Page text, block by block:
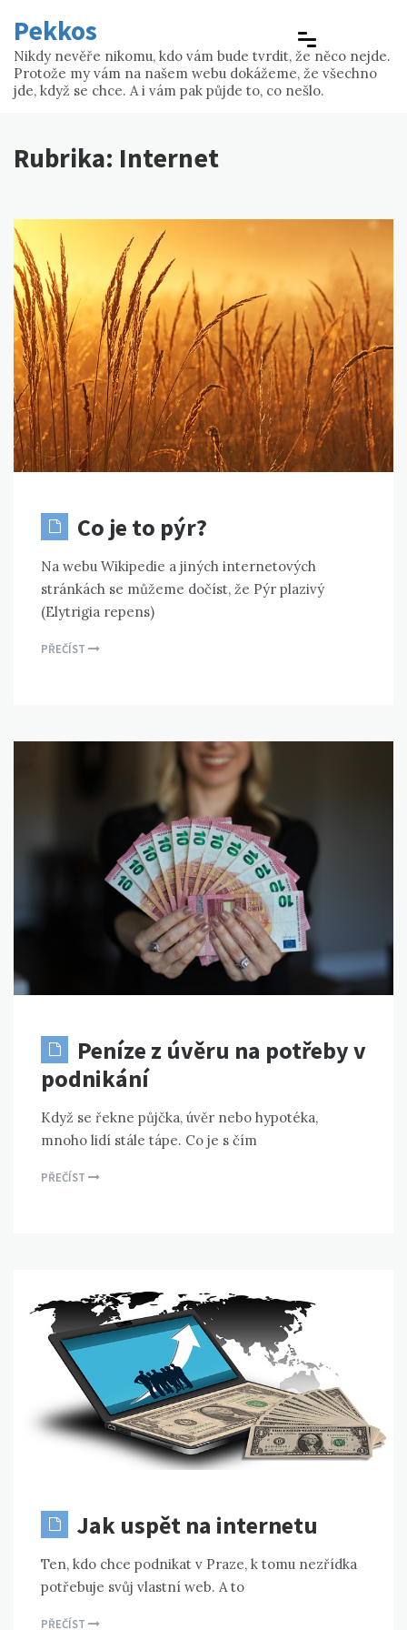
content
Pekkos
Nikdy nevěře nikomu, kdo vám bude tvrdit, že něco nejde.
Protože my vám na našem webu dokážeme, že všechno
jde, když se chce. A i vám pak půjde to, co nešlo.
Rubrika: Internet
Co je to pýr?
Na webu Wikipedie a jiných internetových
stránkách se můžeme dočíst, že Pýr plazivý
(Elytrigia repens)
PŘEČÍST
Peníze z úvěru na potřeby v
podnikání
Když se řekne půjčka, úvěr nebo hypotéka,
mnoho lidí stále tápe. Co je s čím
PŘEČÍST
Jak uspět na internetu
Ten, kdo chce podnikat v Praze, k tomu nezřídka
potřebuje svůj vlastní web. A to
PŘEČÍST